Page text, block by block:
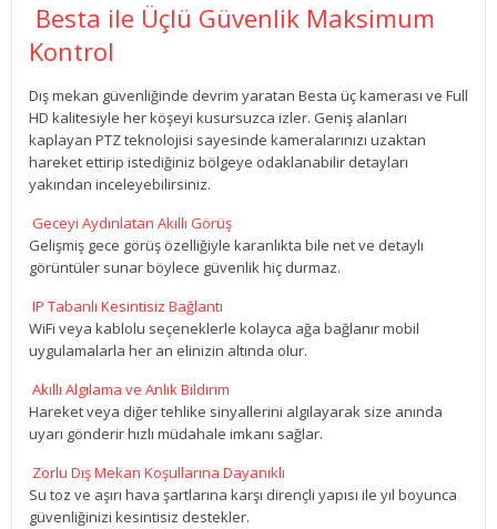
Besta ile Üçlü Güvenlik Maksimum
Kontrol
Dış mekan güvenliğinde devrim yaratan Besta üç kamerası ve Full
HD kalitesiyle her köşeyi kusursuzca izler. Geniş alanları
kaplayan PTZ teknolojisi sayesinde kameralarınızı uzaktan
hareket ettirip istediğiniz bölgeye odaklanabilir detayları
yakından inceleyebilirsiniz.
Geceyi Aydınlatan Akıllı Görüş
Gelişmiş gece görüş özelliğiyle karanlıkta bile net ve detaylı
görüntüler sunar böylece güvenlik hiç durmaz.
IP Tabanlı Kesintisiz Bağlantı
WiFi veya kablolu seçeneklerle kolayca ağa bağlanır mobil
uygulamalarla her an elinizin altında olur.
Akıllı Algılama ve Anlık Bildirim
Hareket veya diğer tehlike sinyallerini algılayarak size anında
uyarı gönderir hızlı müdahale imkanı sağlar.
Zorlu Dış Mekan Koşullarına Dayanıklı
Su toz ve aşırı hava şartlarına karşı dirençli yapısı ile yıl boyunca
güvenliğinizi kesintisiz destekler.